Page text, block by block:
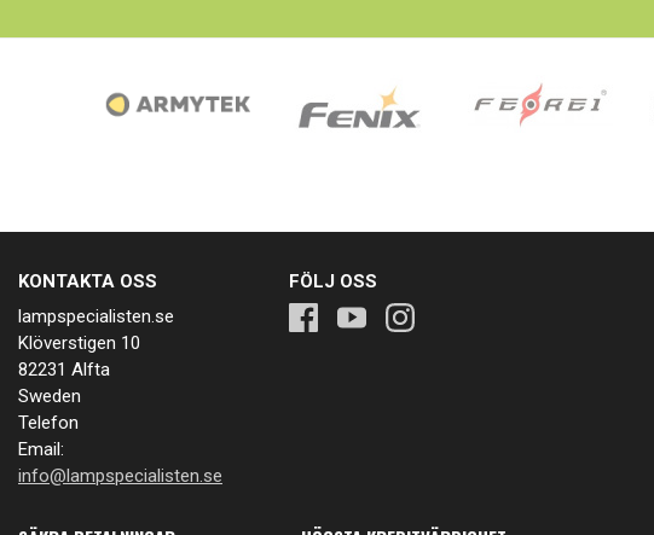
KONTAKTA OSS
lampspecialisten.se
Klöverstigen 10
82231 Alfta
Sweden
Telefon
Email:
info@lampspecialisten.se
FÖLJ OSS